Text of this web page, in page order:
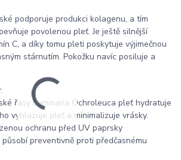
podporuje produkci kolagenu, a tím
povolenou pleť. Je ještě silnější
C, a díky tomu pleti poskytuje výjimečnou
stárnutím. Pokožku navíc posiluje a
řasy Laminaria Ochroleuca pleť hydratuje
vyhlazuje pleť a minimalizuje vrásky.
ochranu před UV paprsky
preventivně proti předčasnému